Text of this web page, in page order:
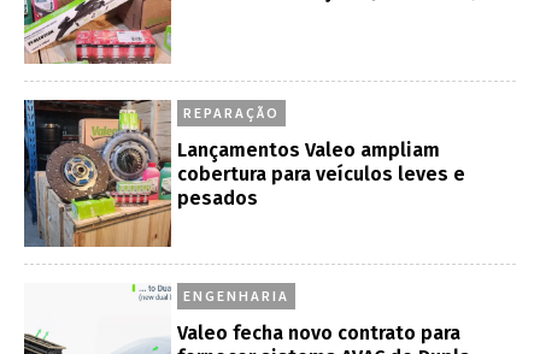
REPARAÇÃO
Lançamentos Valeo ampliam
cobertura para veículos leves e
pesados
ENGENHARIA
Valeo fecha novo contrato para